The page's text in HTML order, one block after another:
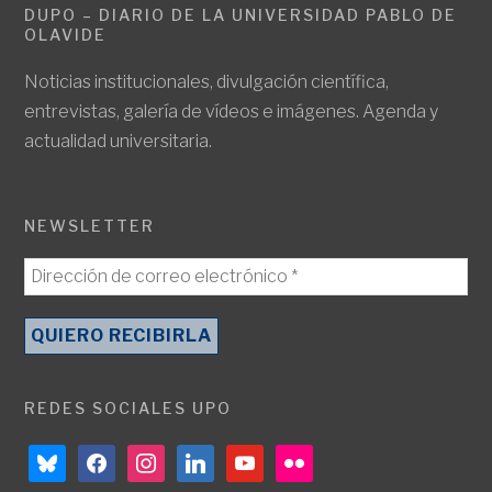
DUPO – DIARIO DE LA UNIVERSIDAD PABLO DE
OLAVIDE
Noticias institucionales, divulgación científica,
entrevistas, galería de vídeos e imágenes. Agenda y
actualidad universitaria.
NEWSLETTER
REDES SOCIALES UPO
blueskyfacebookinstagramlinkedinyoutubeflickr